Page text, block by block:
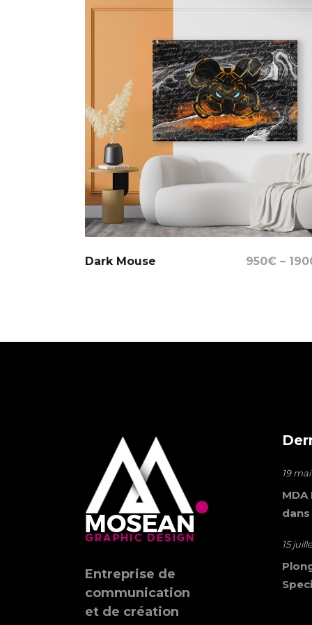
Dark Mouse 950€ –
Entreprise de
communication
et de création
19
MDA
15